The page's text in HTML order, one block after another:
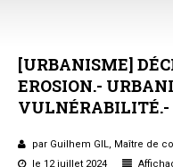
Sommaires
Chroniques
Etudes de texte
Réponses
[URBANISME]
EROSION.-
VULNÉRABILITÉ.-
par Guilhem GIL, Maître de
le 12 juillet 2024